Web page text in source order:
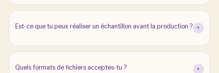
Est-ce que tu peux réaliser un échantillon avant la production ? +
Quels formats de fichiers acceptes-tu ? +